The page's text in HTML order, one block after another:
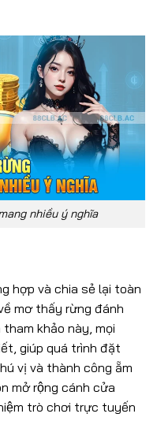
nhiều ý nghĩa
hợp và chia sẻ lại toàn
mơ thấy rừng đánh
khảo này, mọi
giúp quá trình đặt
vị và thành công ẵm
mở rộng cánh cửa
trò chơi trực tuyến